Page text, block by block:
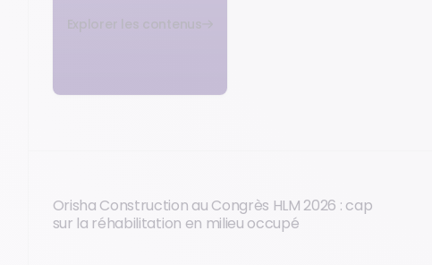
Explorer les contenus
Orisha Construction au Congrès HLM 2026 : cap
sur la réhabilitation en milieu occupé